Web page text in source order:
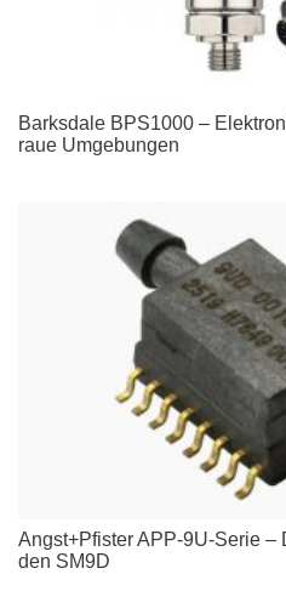
Barksdale BPS1000 –
raue Umgebungen
Angst+Pfister APP-9U-Serie –
den SM9D